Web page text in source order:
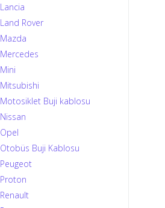
Lancia
Land Rover
Mazda
Mercedes
Mini
Mitsubishi
Motosiklet Buji kablosu
Nissan
Opel
Otobüs Buji Kablosu
Peugeot
Proton
Renault